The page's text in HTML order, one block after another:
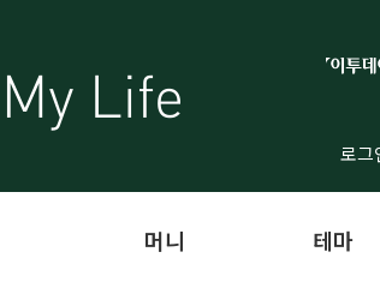
로그
머니 테마